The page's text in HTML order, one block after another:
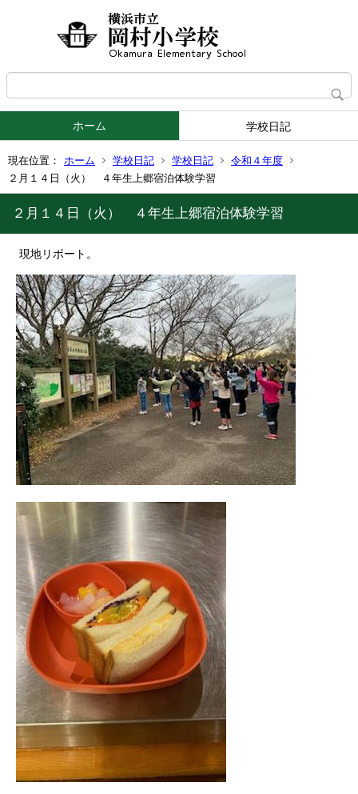
ホーム 学校日記
現在位置： ホーム 学校日記 学校日記
令和４年度
２月１４日（火） ４年生上郷宿泊体験学習
２月１４日（火） ４年生上郷宿泊体験学習
現地リポート。